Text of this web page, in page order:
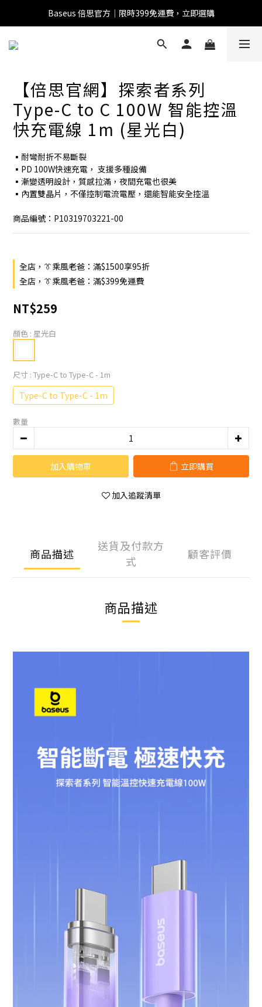
全館滿1500 95折
全館滿1500 95折
Baseus 倍思官方｜限時399免運費，立即選購
【倍思官網】探索者系列
Type-C to C 100W 智能控溫
快充電線 1m (星光白)
▪︎耐彎耐折不易斷裂
▪︎PD 100W快速充電， 支援多種設備
▪︎漸變透明設計，質感拉滿，夜間充電也很美
▪︎內置雙晶片，不僅控制電流電壓，還能智能安全控溫
商品編號：P10319703221-00
全店，👔乘風老爸：滿$1500享95折
全店，👔乘風老爸：滿$399免運費
NT$259
顏色 : 星光白
尺寸 : Type-C to Type-C - 1m
Type-C to Type-C - 1m
數量
加入購物車 立即購買
加入追蹤清單
商品描述
送貨及付款方
式
顧客評價
商品描述
Baseus 小獅助理
商品導購 / 客服資訊
您好，我是 Baseus 小獅助理。我可以協助查詢商品、活
言。